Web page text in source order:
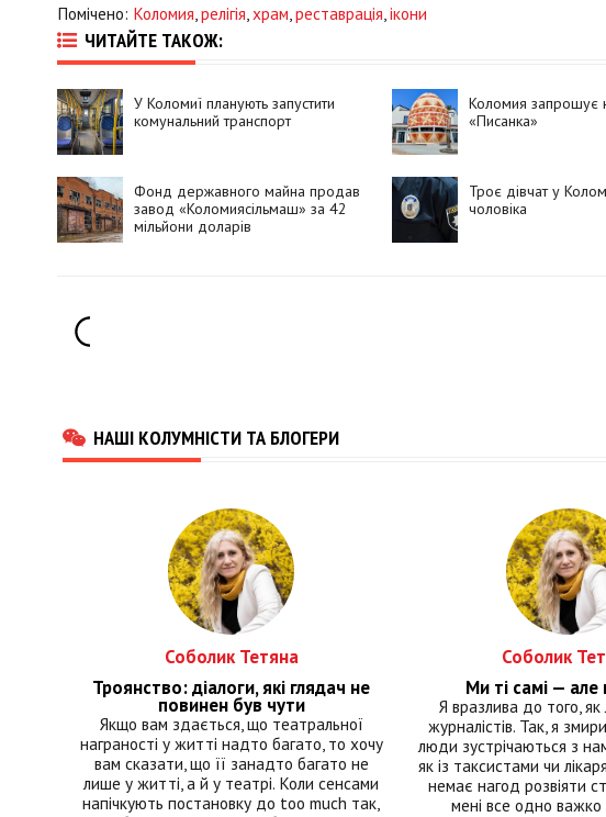
Помічено: Коломия,релігія,храм,реставрація,ікони
ЧИТАЙТЕ ТАКОЖ:
У Коломиї планують запустити
комунальний транспорт
Коломия запрошує
«Писанка»
Фонд державного майна продав
завод «Коломиясільмаш» за 42
мільйони доларів
Троє дівчат у
чоловіка
НАШІ КОЛУМНІСТИ ТА БЛОГЕРИ
Соболик Тетяна
Троянство: діалоги, які глядач не
повинен був чути
Якщо вам здається, що театральної
награності у житті надто багато, то хочу
вам сказати, що її занадто багато не
лише у житті, а й у театрі. Коли сенсами
напічкують постановку до too much так,
Соболик
Ми ті самі — але
Я вразлива до того,
журналістів. Так, я
люди зустрічаються з
як із таксистами чи
немає нагод розвіяти
мені все одно важко